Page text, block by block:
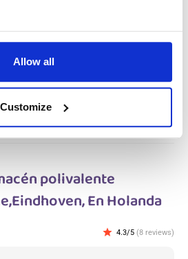
Allow all
Customize
Netherlands
is open for:4 días
polivalente
En Holanda
star 4.3/5 (8 reviews)